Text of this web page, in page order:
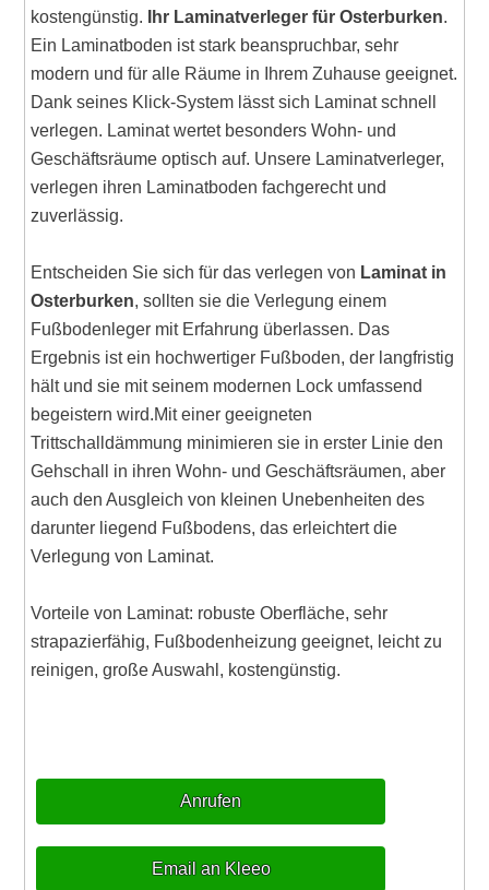
kostengünstig.
Ihr Laminatverleger für Osterburken.
Ein Laminatboden ist stark beanspruchbar, sehr
modern und für alle Räume in Ihrem Zuhause geeignet.
Dank seines Klick-System lässt sich Laminat schnell
verlegen. Laminat wertet besonders Wohn- und
Geschäftsräume optisch auf. Unsere Laminatverleger,
verlegen ihren Laminatboden fachgerecht und
zuverlässig.
Entscheiden Sie sich für das verlegen von Laminat in
Osterburken, sollten sie die Verlegung einem
Fußbodenleger mit Erfahrung überlassen. Das
Ergebnis ist ein hochwertiger Fußboden, der langfristig
hält und sie mit seinem modernen Lock umfassend
begeistern wird.Mit einer geeigneten
Trittschalldämmung minimieren sie in erster Linie den
Gehschall in ihren Wohn- und Geschäftsräumen, aber
auch den Ausgleich von kleinen Unebenheiten des
darunter liegend Fußbodens, das erleichtert die
Verlegung von Laminat.
Vorteile von Laminat: robuste Oberfläche, sehr
strapazierfähig, Fußbodenheizung geeignet, leicht zu
reinigen, große Auswahl, kostengünstig.
Anrufen
Email an Kleeo